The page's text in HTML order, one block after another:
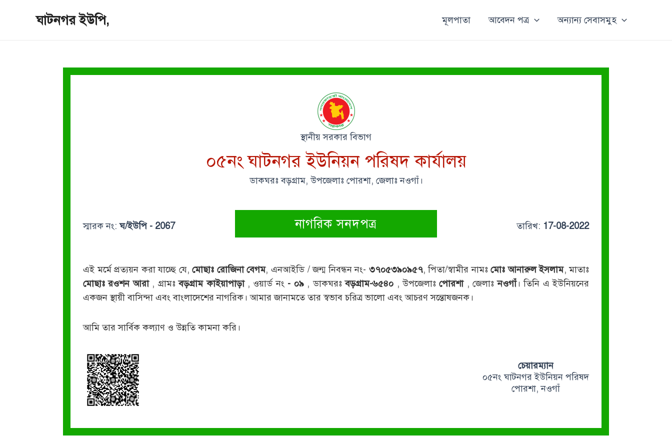
ঘাটনগর ইউপি, মূলপাতা আবেদন পত্র অন্যান্য সেবাসমুহ
স্থানীয় সরকার বিভাগ
০৫নং ঘাটনগর ইউনিয়ন পরিষদ কার্যালয়
ডাকঘরঃ বড়গ্রাম, উপজেলাঃ পোরশা, জেলাঃ নওগাঁ।
স্মারক নং:ঘ/ইউপি - 2067 নাগরিক সনদপত্র তারিখ: 17-08-2022
এই মর্মে প্রত্যয়ন করা যাচ্ছে যে,মোছাঃ রোজিনা বেগম, এনআইডি / জন্ম নিবন্ধন নং- ৩৭০৫৩৯০৯৫৭, পিতা/স্বামীর নামঃমোঃ আনারুল ইসলাম, মাতাঃ
মোছাঃ রওশন আরা , গ্রামঃবড়গ্রাম কাইয়াপাড়া , ওয়ার্ড নং - ০৯ , ডাকঘরঃবড়গ্রাম-৬৫৪০ , উপজেলাঃপোরশা , জেলাঃনওগাঁ। তিনি এ ইউনিয়নের
একজন স্থায়ী বাসিন্দা এবং বাংলাদেশের নাগরিক। আমার জানামতে তার স্বভাব চরিত্র ভালো এবং আচরণ সন্তোষজনক।
আমি তার সার্বিক কল্যাণ ও উন্নতি কামনা করি।
চেয়ারম্যান
০৫নং ঘাটনগর ইউনিয়ন পরিষদ
পোরশা, নওগাঁ